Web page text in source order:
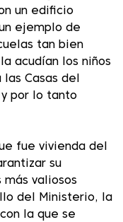
un edificio
ejemplo de
tan bien
acudían los niños
Casas del
por lo tanto
fue vivienda del
su
más valiosos
del Ministerio, la
la que se